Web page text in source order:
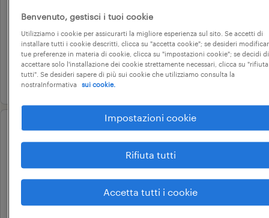
benevento, campania
tempo determinato
28.000 € - 34.000 € annuale
7 agosto 2026
addetto all'accoglienza visitatori
- benevento - montesarchio
montesarchio, campania
Benvenuto, gestisci i tuoi cookie
Utilizziamo i cookie per assicurarti la migliore esperienza sul sito. Se accetti di
installare tutti i cookie descritti, clicca su "accetta cookie"; se desideri
tue preferenze in materia di cookie, clicca su "impostazioni cookie"; se decidi di
accettare solo l'installazione dei cookie strettamente necessari, clicca su "rifiuta
tutti". Se desideri sapere di più sui cookie che utilizziamo consulta la
nostraInformativa
sui cookie.
Impostazioni cookie
Rifiuta tutti
Accetta tutti i cookie